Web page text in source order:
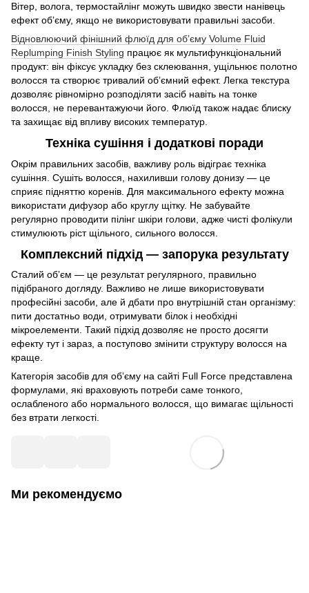
Вітер, волога, термостайлінг можуть швидко звести нанівець
ефект обʼєму, якщо не використовувати правильні засоби.
Відновлюючий фінішний флюїд для обʼєму Volume Fluid
Replumping Finish Styling працює як мультифункціональний
продукт: він фіксує укладку без склеювання, ущільнює полотно
волосся та створює тривалий обʼємний ефект. Легка текстура
дозволяє рівномірно розподіляти засіб навіть на тонке
волосся, не перевантажуючи його. Флюїд також надає блиску
та захищає від впливу високих температур.
Техніка сушіння і додаткові поради
Окрім правильних засобів, важливу роль відіграє техніка
сушіння. Сушіть волосся, нахиливши голову донизу — це
сприяє підняттю коренів. Для максимального ефекту можна
використати дифузор або круглу щітку. Не забувайте
регулярно проводити пілінг шкіри голови, адже чисті фолікули
стимулюють ріст щільного, сильного волосся.
Комплексний підхід — запорука результату
Сталий обʼєм — це результат регулярного, правильно
підібраного догляду. Важливо не лише використовувати
професійні засоби, але й дбати про внутрішній стан організму:
пити достатньо води, отримувати білок і необхідні
мікроелементи. Такий підхід дозволяє не просто досягти
ефекту тут і зараз, а поступово змінити структуру волосся на
краще.
Категорія засобів для обʼєму на сайті Full Force представлена
формулами, які враховують потреби саме тонкого,
ослабленого або нормального волосся, що вимагає щільності
без втрати легкості.
Ми рекомендуємо